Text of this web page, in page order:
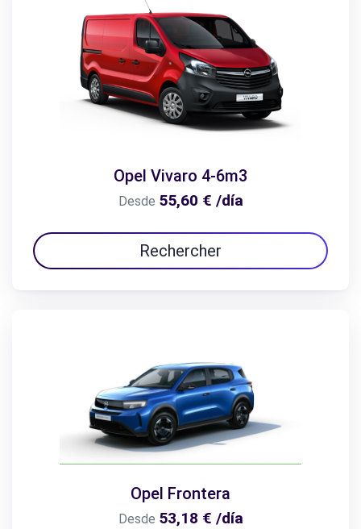
Opel Vivaro 4-6m3
Desde 55,60 € /día
Rechercher
Opel Frontera
Desde 53,18 € /día